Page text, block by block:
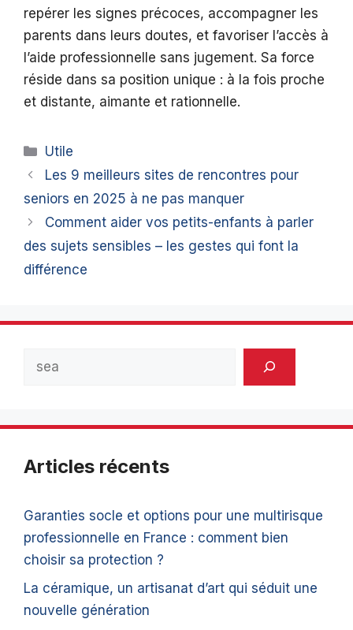
repérer les signes précoces, accompagner les
parents dans leurs doutes, et favoriser l’accès à
l’aide professionnelle sans jugement. Sa force
réside dans sa position unique : à la fois proche
et distante, aimante et rationnelle.
Catégories
Utile
Les 9 meilleurs sites de rencontres pour
seniors en 2025 à ne pas manquer
Comment aider vos petits-enfants à parler
des sujets sensibles – les gestes qui font la
différence
Articles récents
Garanties socle et options pour une multirisque
professionnelle en France : comment bien
choisir sa protection ?
La céramique, un artisanat d’art qui séduit une
nouvelle génération